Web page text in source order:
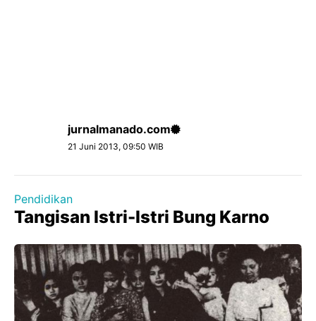
jurnalmanado.com
21 Juni 2013, 09:50 WIB
Pendidikan
Tangisan Istri-Istri Bung Karno